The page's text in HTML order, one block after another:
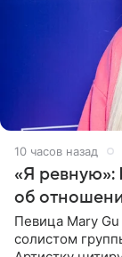
10 часов назад
«Я ревную»:
об
Певица Mary
солистом